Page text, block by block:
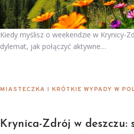
Kiedy myślisz o weekendzie w Krynicy-
dylemat, jak połączyć aktywne…
MIASTECZKA I KRÓTKIE WYPADY W
Krynica-Zdrój w deszczu: